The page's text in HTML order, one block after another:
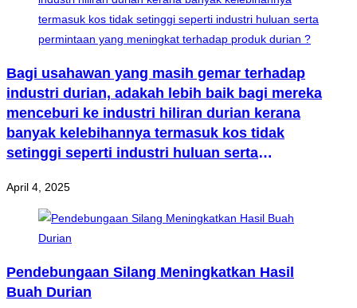
Bagi usahawan yang masih gemar terhadap
industri durian, adakah lebih baik bagi mereka
menceburi ke industri hiliran durian kerana
banyak kelebihannya termasuk kos tidak
setinggi seperti industri huluan serta
durian ?
April 4, 2025
Pendebungaan Silang Meningkatkan Hasil
Buah Durian